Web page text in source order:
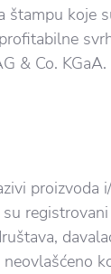
štampu koje
& Co. KGaA.
proizvoda